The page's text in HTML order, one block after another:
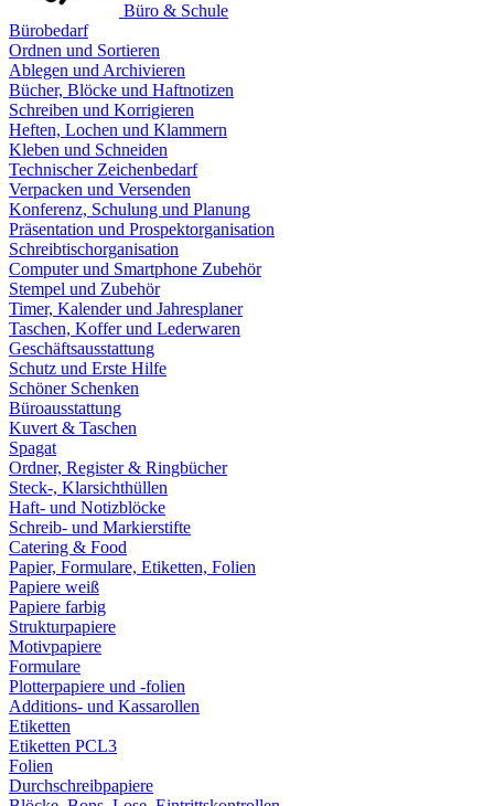
Büro & Schule
Bürobedarf
Ordnen und Sortieren
Ablegen und Archivieren
Bücher, Blöcke und Haftnotizen
Schreiben und Korrigieren
Heften, Lochen und Klammern
Kleben und Schneiden
Technischer Zeichenbedarf
Verpacken und Versenden
Konferenz, Schulung und Planung
Präsentation und Prospektorganisation
Schreibtischorganisation
Computer und Smartphone Zubehör
Stempel und Zubehör
Timer, Kalender und Jahresplaner
Taschen, Koffer und Lederwaren
Geschäftsausstattung
Schutz und Erste Hilfe
Schöner Schenken
Büroausstattung
Kuvert & Taschen
Spagat
Ordner, Register & Ringbücher
Steck-, Klarsichthüllen
Haft- und Notizblöcke
Schreib- und Markierstifte
Catering & Food
Papier, Formulare, Etiketten, Folien
Papiere weiß
Papiere farbig
Strukturpapiere
Motivpapiere
Formulare
Plotterpapiere und -folien
Additions- und Kassarollen
Etiketten
Etiketten PCL3
Folien
Durchschreibpapiere